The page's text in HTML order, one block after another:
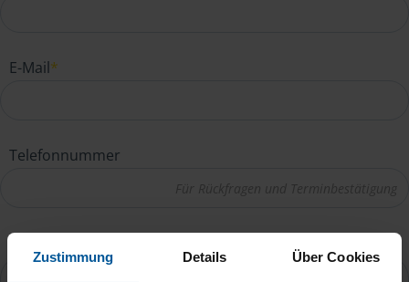
Zustimmung Details Über Cookies
E-Mail*
Telefonnummer